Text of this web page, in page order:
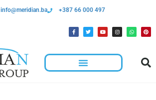
info@meridian.ba +387 66 000 497